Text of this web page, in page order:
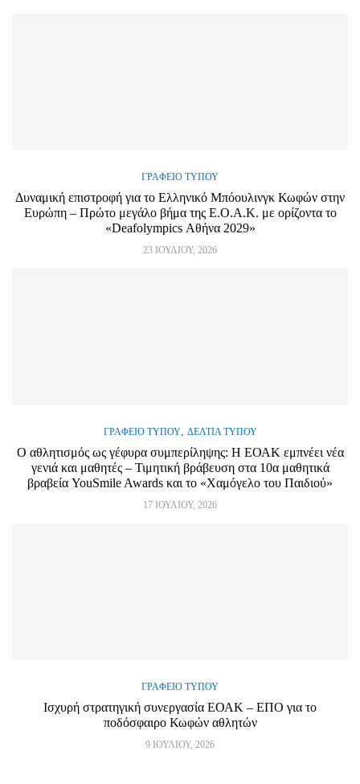
ΓΡΑΦΕΊΟ ΤΎΠΟΥ
Δυναμική επιστροφή για το Ελληνικό Μπόουλινγκ Κωφών στην
Ευρώπη – Πρώτο μεγάλο βήμα της Ε.Ο.Α.Κ. με ορίζοντα το
«Deafolympics Αθήνα 2029»
23 ΙΟΥΛΊΟΥ, 2026
ΓΡΑΦΕΊΟ ΤΎΠΟΥ, ΔΕΛΤΊΑ ΤΎΠΟΥ
Ο αθλητισμός ως γέφυρα συμπερίληψης: Η ΕΟΑΚ εμπνέει νέα
γενιά και μαθητές – Τιμητική βράβευση στα 10α μαθητικά
βραβεία YouSmile Awards και το «Χαμόγελο του Παιδιού»
17 ΙΟΥΛΊΟΥ, 2026
ΓΡΑΦΕΊΟ ΤΎΠΟΥ
Ισχυρή στρατηγική συνεργασία ΕΟΑΚ – ΕΠΟ για το
ποδόσφαιρο Κωφών αθλητών
9 ΙΟΥΛΊΟΥ, 2026